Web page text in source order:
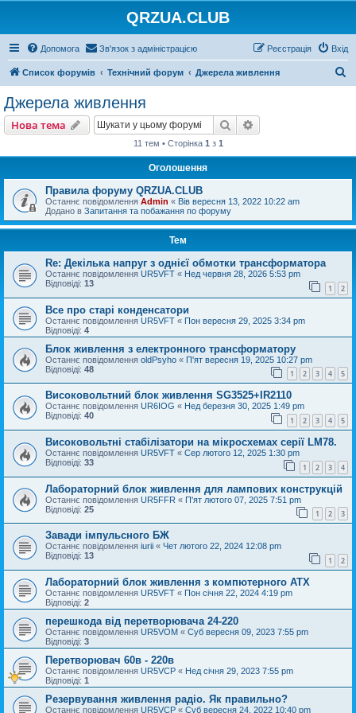
QRZUA.CLUB
Допомога Зв'язок з адміністрацією Вхід
Реєстрація
Список форумів Технічний форум Джерела живлення
Джерела живлення
Нова тема Пошук
11 тем • Сторінка 1 з 1
Оголошення
Правила форуму QRZUA.CLUB
Останнє повідомлення Admin « Вів вересня 13, 2022 10:22 am
Додано в Запитання та побажання по форуму
Тем
Re: Декілька напруг з однієї обмотки трансформатора
Останнє повідомлення UR5VFT « Нед червня 28, 2026 5:53 pm
Відповіді: 13 1 2
Все про старі конденсатори
Останнє повідомлення UR5VFT « Пон вересня 29, 2025 3:34 pm
Відповіді: 4
Блок живлення з електронного трансформатору
Останнє повідомлення oldPsyho « П'ят вересня 19, 2025 10:27 pm
Відповіді: 48 1 2 3 4 5
Високовольтний блок живлення SG3525+IR2110
Останнє повідомлення UR6IOG « Нед березня 30, 2025 1:49 pm
Відповіді: 40 1 2 3 4 5
Високовольтні стабілізатори на мікросхемах серії LM78.
Останнє повідомлення UR5VFT « Сер лютого 12, 2025 1:30 pm
Відповіді: 33 1 2 3 4
Лабораторний блок живлення для лампових конструкцій
Останнє повідомлення UR5FFR « П'ят лютого 07, 2025 7:51 pm
Відповіді: 25 1 2 3
Завади імпульсного БЖ
Останнє повідомлення iurii « Чет лютого 22, 2024 12:08 pm
Відповіді: 13 1 2
Лабораторний блок живлення з компютерного АТХ
Останнє повідомлення UR5VFT « Пон січня 22, 2024 4:19 pm
Відповіді: 2
перешкода від перетворювача 24-220
Останнє повідомлення UR5VOM « Суб вересня 09, 2023 7:55 pm
Відповіді: 3
Перетворювач 60в - 220в
Останнє повідомлення UR5VCP « Нед січня 29, 2023 7:55 pm
Відповіді: 1
Резервування живлення радіо. Як правильно?
Останнє повідомлення UR5VCP « Суб вересня 24, 2022 10:40 pm